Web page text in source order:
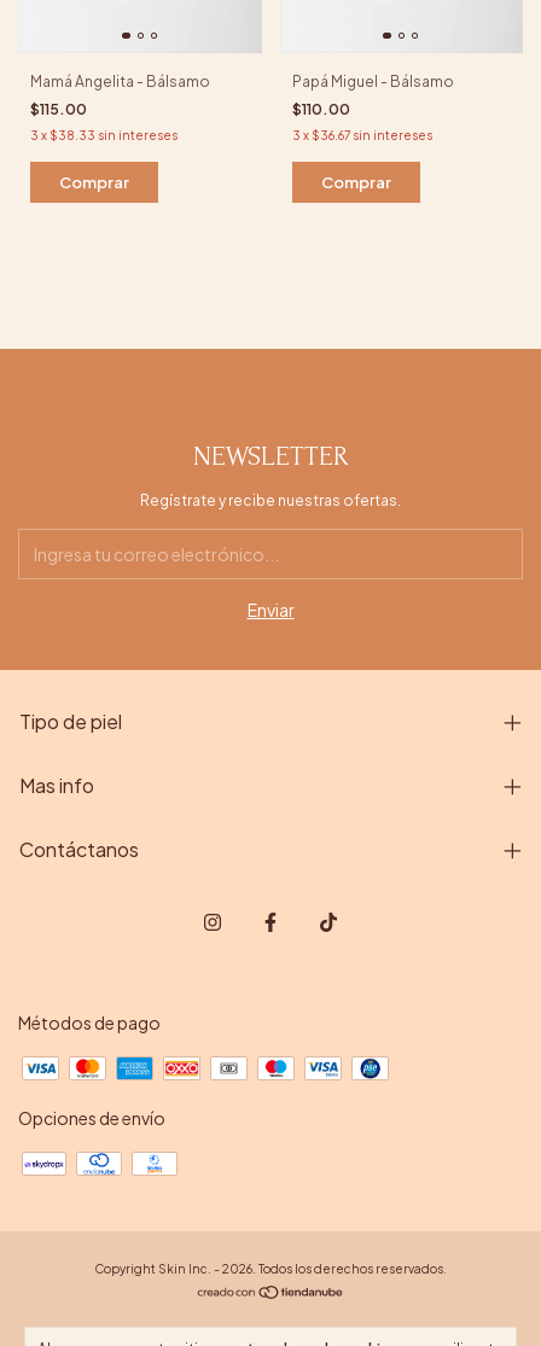
Mamá Angelita - Bálsamo
$115.00
3 x $38.33 sin intereses
Comprar
Papá Miguel - Bálsamo
$110.00
3 x $36.67 sin intereses
Comprar
NEWSLETTER
Regístrate y recibe nuestras ofertas.
Tipo de piel
Mas info
Contáctanos
Métodos de pago
Opciones de envío
Copyright Skin Inc. - 2026. Todos los derechos reservados.